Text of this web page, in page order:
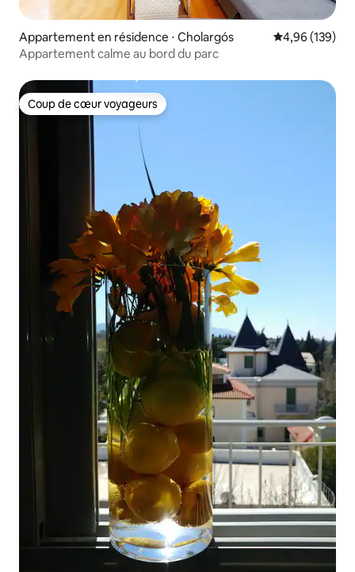
Appartement en résidence ⋅ Cholargós Évaluation
4,96 (139)
Appartement calme au bord du parc
Coup de cœur voyageurs
Coup de cœur voyageurs